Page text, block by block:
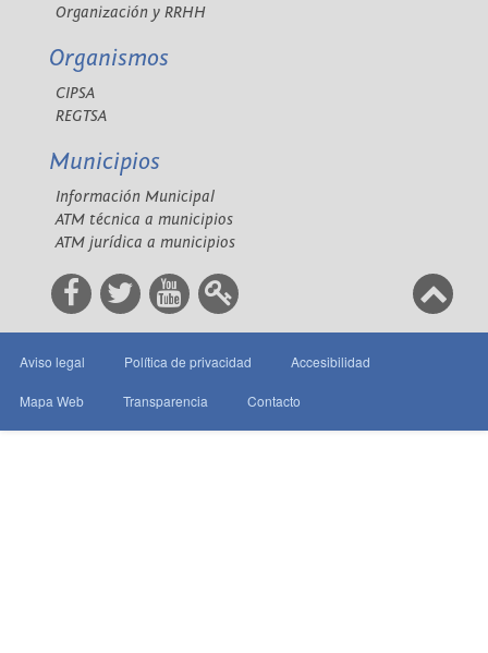
Organización y RRHH
Organismos
CIPSA
REGTSA
Municipios
Información Municipal
ATM técnica a municipios
ATM jurídica a municipios
Aviso legal Política de privacidad Accesibilidad
Mapa Web Transparencia Contacto